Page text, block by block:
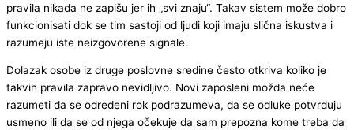
pravila nikada ne zapišu jer ih „svi znaju“. Takav sistem može dobro
funkcionisati dok se tim sastoji od ljudi koji imaju slična iskustva i
razumeju iste neizgovorene signale.
Dolazak osobe iz druge poslovne sredine često otkriva koliko je
takvih pravila zapravo nevidljivo. Novi zaposleni možda neće
razumeti da se određeni rok podrazumeva, da se odluke potvrđuju
usmeno ili da se od njega očekuje da sam prepozna kome treba da